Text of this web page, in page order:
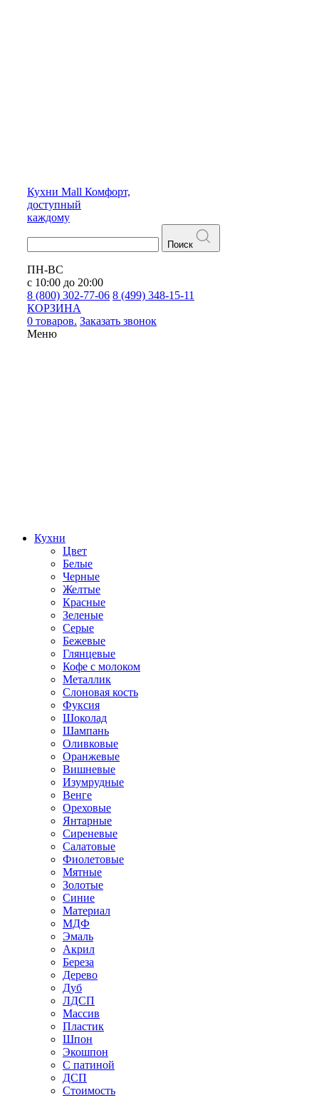
Кухни Mall Комфорт,
доступный
каждому
Поиск
ПН-ВС
с 10:00 до 20:00
8 (800) 302-77-06 8 (499) 348-15-11
КОРЗИНА
0 товаров. Заказать звонок
Меню
Кухни
Цвет
Белые
Черные
Желтые
Красные
Зеленые
Серые
Бежевые
Глянцевые
Кофе с молоком
Металлик
Слоновая кость
Фуксия
Шоколад
Шампань
Оливковые
Оранжевые
Вишневые
Изумрудные
Венге
Ореховые
Янтарные
Сиреневые
Салатовые
Фиолетовые
Мятные
Золотые
Синие
Материал
МДФ
Эмаль
Акрил
Береза
Дерево
Дуб
ЛДСП
Массив
Пластик
Шпон
Экошпон
С патиной
ДСП
Стоимость